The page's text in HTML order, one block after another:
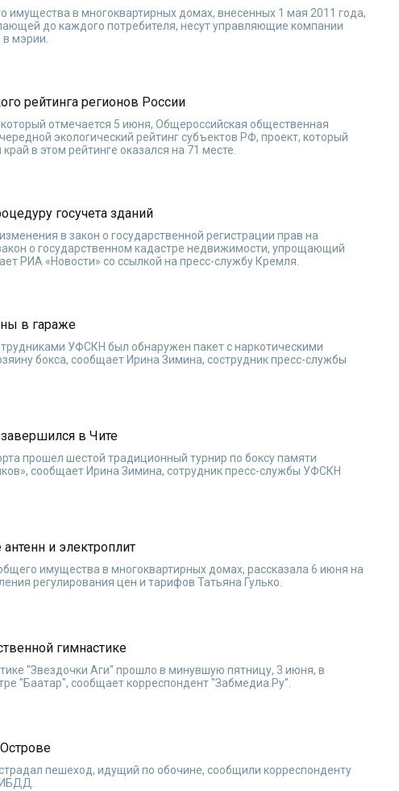
в многоквартирных домах, внесенных 1 мая 2011 года,
до каждого потребителя, несут управляющие компании
в мэрии.
рейтинга регионов России
отмечается 5 июня, Общероссийская общественная
экологический рейтинг субъектов РФ, проект, который
в этом рейтинге оказался на 71 месте.
госучета зданий
в закон о государственной регистрации прав на
о государственном кадастре недвижимости, упрощающий
РИА «Новости» со ссылкой на пресс-службу Кремля.
в гараже
УФСКН был обнаружен пакет с наркотическими
бокса, сообщает Ирина Зимина, сострудник пресс-службы
в Чите
прошел шестой традиционный турнир по боксу памяти
сообщает Ирина Зимина, сотрудник пресс-службы УФСКН
и электроплит
имущества в многоквартирных домах, рассказала 6 июня на
регулирования цен и тарифов Татьяна Гулько.
гимнастике
"Звездочки Аги" прошло в минувшую пятницу, 3 июня, в
"Баатар", сообщает корреспондент "Забмедиа.Ру".
пешеход, идущий по обочине, сообщили корреспонденту